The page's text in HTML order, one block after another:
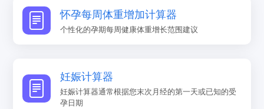
怀孕每周体重增加计算器
个性化的孕期每周健康体重增长范围建议
妊娠计算器
妊娠计算器通常根据您末次月经的第一天或已知的受
孕日期